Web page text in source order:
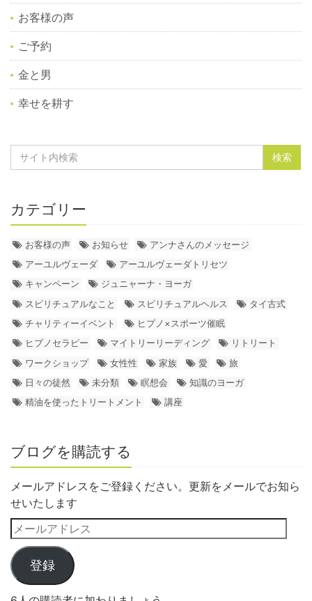
お客様の声
ご予約
金と男
幸せを耕す
カテゴリー
お客様の声 お知らせ
アンナさんのメッセージ
アーユルヴェーダ
アーユルヴェーダトリセツ
キャンペーン
ジュニャーナ・ヨーガ
スピリチュアルなこと
スピリチュアルヘルス
タイ古式
チャリティーイベント
ヒプノ×スポーツ催眠
ヒプノセラピー
マイトリーリーディング
リトリート
ワークショップ
女性性 家族 愛
旅
日々の徒然
未分類 瞑想会
知識のヨーガ
精油を使ったトリートメント
講座
ブログを購読する
メールアドレスをご登録ください。更新をメールでお知ら
せいたします
登録